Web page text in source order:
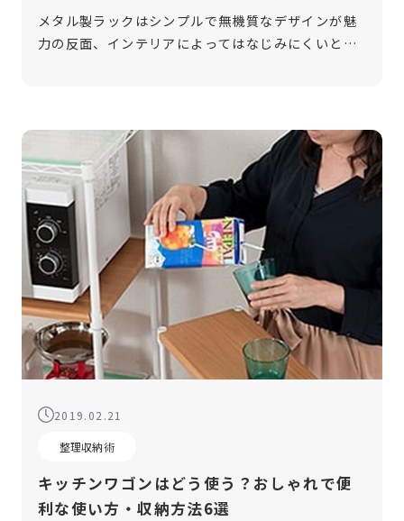
介
メタル製ラックはシンプルで無機質なデザインが魅
力の反面、インテリアによってはなじみにくいとい
2019.02.21
整理収納術
キッチンワゴンはどう使う？おしゃれで便
利な使い方・収納方法6選